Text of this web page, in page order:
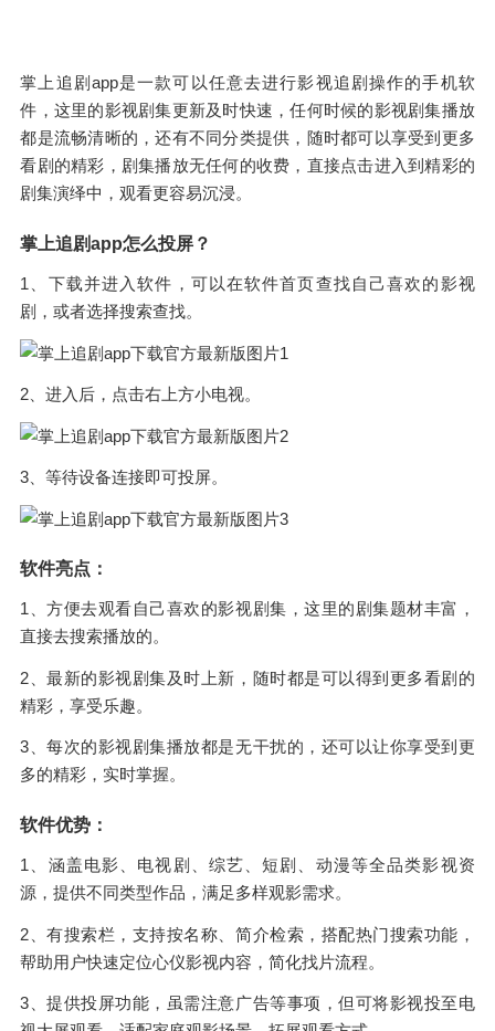
掌上追剧app是一款可以任意去进行影视追剧操作的手机软
件，这里的影视剧集更新及时快速，任何时候的影视剧集播放
都是流畅清晰的，还有不同分类提供，随时都可以享受到更多
看剧的精彩，剧集播放无任何的收费，直接点击进入到精彩的
剧集演绎中，观看更容易沉浸。
掌上追剧app怎么投屏？
1、下载并进入软件，可以在软件首页查找自己喜欢的影视
剧，或者选择搜索查找。
2、进入后，点击右上方小电视。
3、等待设备连接即可投屏。
软件亮点：
1、方便去观看自己喜欢的影视剧集，这里的剧集题材丰富，
直接去搜索播放的。
2、最新的影视剧集及时上新，随时都是可以得到更多看剧的
精彩，享受乐趣。
3、每次的影视剧集播放都是无干扰的，还可以让你享受到更
多的精彩，实时掌握。
软件优势：
1、涵盖电影、电视剧、综艺、短剧、动漫等全品类影视资
源，提供不同类型作品，满足多样观影需求。
2、有搜索栏，支持按名称、简介检索，搭配热门搜索功能，
帮助用户快速定位心仪影视内容，简化找片流程。
3、提供投屏功能，虽需注意广告等事项，但可将影视投至电